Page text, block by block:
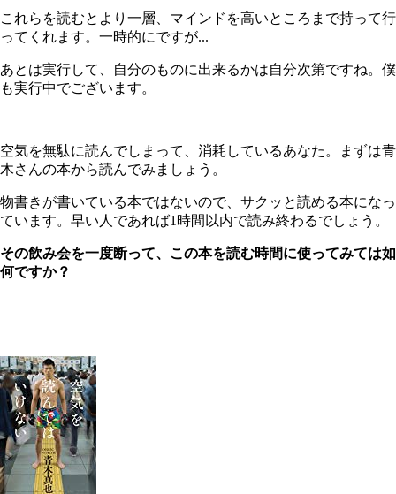
これらを読むとより一層、マインドを高いところまで持って行
ってくれます。一時的にですが...
あとは実行して、自分のものに出来るかは自分次第ですね。僕
も実行中でございます。
空気を無駄に読んでしまって、消耗しているあなた。まずは青
木さんの本から読んでみましょう。
物書きが書いている本ではないので、サクッと読める本になっ
ています。早い人であれば1時間以内で読み終わるでしょう。
その飲み会を一度断って、この本を読む時間に使ってみては如
何ですか？